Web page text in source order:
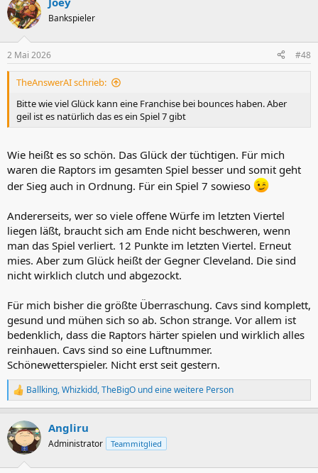
k
t
i
e
n
Bankspieler
2 Mai 2026 #48
TheAnswerAI schrieb:
Bitte wie viel Glück kann eine Franchise bei bounces haben. Aber
geil ist es natürlich das es ein Spiel 7 gibt
Wie heißt es so schön. Das Glück der tüchtigen. Für mich
waren die Raptors im gesamten Spiel besser und somit geht
der Sieg auch in Ordnung. Für ein Spiel 7 sowieso
Andererseits, wer so viele offene Würfe im letzten Viertel
liegen läßt, braucht sich am Ende nicht beschweren, wenn
man das Spiel verliert. 12 Punkte im letzten Viertel. Erneut
mies. Aber zum Glück heißt der Gegner Cleveland. Die sind
nicht wirklich clutch und abgezockt.
Für mich bisher die größte Überraschung. Cavs sind komplett,
gesund und mühen sich so ab. Schon strange. Vor allem ist
bedenklich, dass die Raptors härter spielen und wirklich alles
reinhauen. Cavs sind so eine Luftnummer.
Schönewetterspieler. Nicht erst seit gestern.
R
e
k
t
i
Ballking,Whizkidd,TheBigO und eine weitere Person
Angliru
Administrator Teammitglied